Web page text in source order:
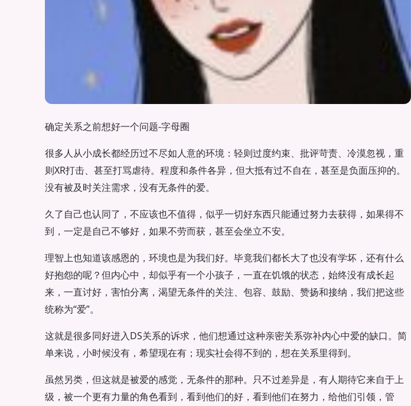
确定关系之前想好一个问题-字母圈
很多人从小成长都经历过不尽如人意的环境：轻则过度约束、批评苛责、冷漠忽视，重
则XR打击、甚至打骂虐待。程度和条件各异，但大抵有过不自在，甚至是负面压抑的。
没有被及时关注需求，没有无条件的爱。
久了自己也认同了，不应该也不值得，似乎一切好东西只能通过努力去获得，如果得不
到，一定是自己不够好，如果不劳而获，甚至会坐立不安。
理智上也知道该感恩的，环境也是为我们好。毕竟我们都长大了也没有学坏，还有什么
好抱怨的呢？但内心中，却似乎有一个小孩子，一直在饥饿的状态，始终没有成长起
来，一直讨好，害怕分离，渴望无条件的关注、包容、鼓励、赞扬和接纳，我们把这些
统称为“爱”。
这就是很多同好进入DS关系的诉求，他们想通过这种亲密关系弥补内心中爱的缺口。简
单来说，小时候没有，希望现在有；现实社会得不到的，想在关系里得到。
虽然另类，但这就是被爱的感觉，无条件的那种。只不过差异是，有人期待它来自于上
级，被一个更有力量的角色看到，看到他们的好，看到他们在努力，给他们引领，管